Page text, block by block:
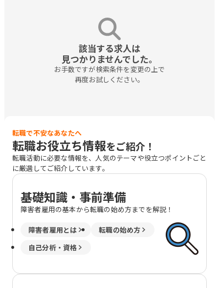
該当する求人は
見つかりませんでした。
お手数ですが検索条件を変更の上で
再度お試しください。
転職で不安なあなたへ
転職お役立ち情報をご紹介！
転職活動に必要な情報を、人気のテーマや役立つポイントごと
に厳選してご紹介しています。
基礎知識・事前準備
障害者雇用の基本から転職の始め方までを解説！
障害者雇用とは
転職の始め方
自己分析・資格